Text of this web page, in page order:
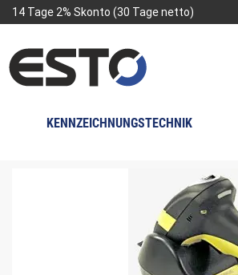
14 Tage 2% Skonto (30 Tage netto)
KENNZEICHNUNGSTECHNIK